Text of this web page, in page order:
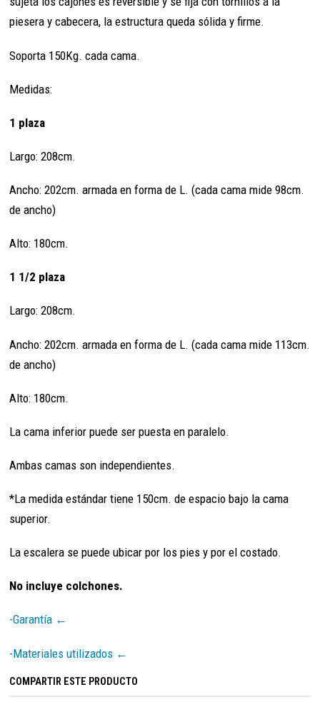
piesera y cabecera, la estructura queda sólida y firme.
Soporta 150Kg. cada cama.
Medidas:
1 plaza
Largo: 208cm.
Ancho: 202cm. armada en forma de L. (cada cama mide 98cm.
de ancho)
Alto: 180cm.
1 1/2 plaza
Largo: 208cm.
Ancho: 202cm. armada en forma de L. (cada cama mide 113cm.
de ancho)
Alto: 180cm.
La cama inferior puede ser puesta en paralelo.
Ambas camas son independientes.
*La medida estándar tiene 150cm. de espacio bajo la cama
superior.
La escalera se puede ubicar por los pies y por el costado.
No incluye colchones.
-Garantía ←
-Materiales utilizados ←
COMPARTIR ESTE PRODUCTO